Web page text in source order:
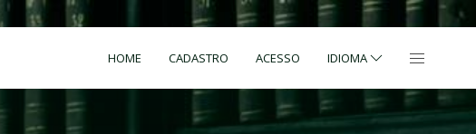
HOME CADASTRO ACESSO IDIOMA